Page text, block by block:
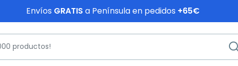
Envíos GRATIS a Península en pedidos +65€